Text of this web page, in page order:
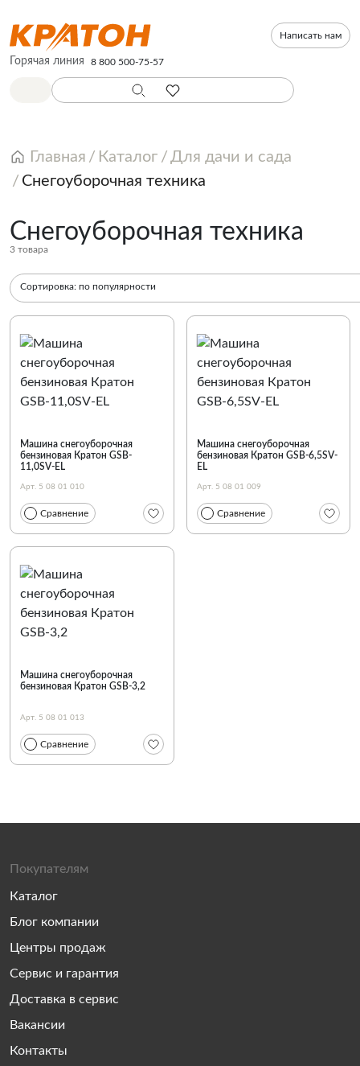
Написать нам
Горячая линия 8 800 500-75-57
Главная Каталог
Для дачи и сада
Снегоуборочная техника
Снегоуборочная техника
3 товара
Сортировка: по популярности
По наименованию
Машина снегоуборочная
бензиновая Кратон GSB-
11,0SV-EL
Арт. 5 08 01 010
Сравнение
Машина снегоуборочная
бензиновая Кратон GSB-6,5SV-
EL
Арт. 5 08 01 009
Сравнение
Машина снегоуборочная
бензиновая Кратон GSB-3,2
Арт. 5 08 01 013
Сравнение
Покупателям
Каталог
Блог компании
Центры продаж
Сервис и гарантия
Доставка в сервис
Вакансии
Контакты